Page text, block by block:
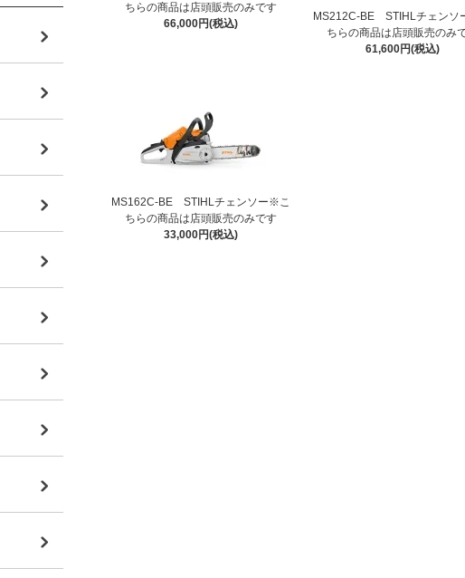
ちらの商品は店頭販売のみです
66,000円(税込)
MS212C-BE STIHLチェンソ
ちらの商品は店頭販売のみ
61,600円(税込)
MS162C-BE STIHLチェンソー※こ
ちらの商品は店頭販売のみです
33,000円(税込)